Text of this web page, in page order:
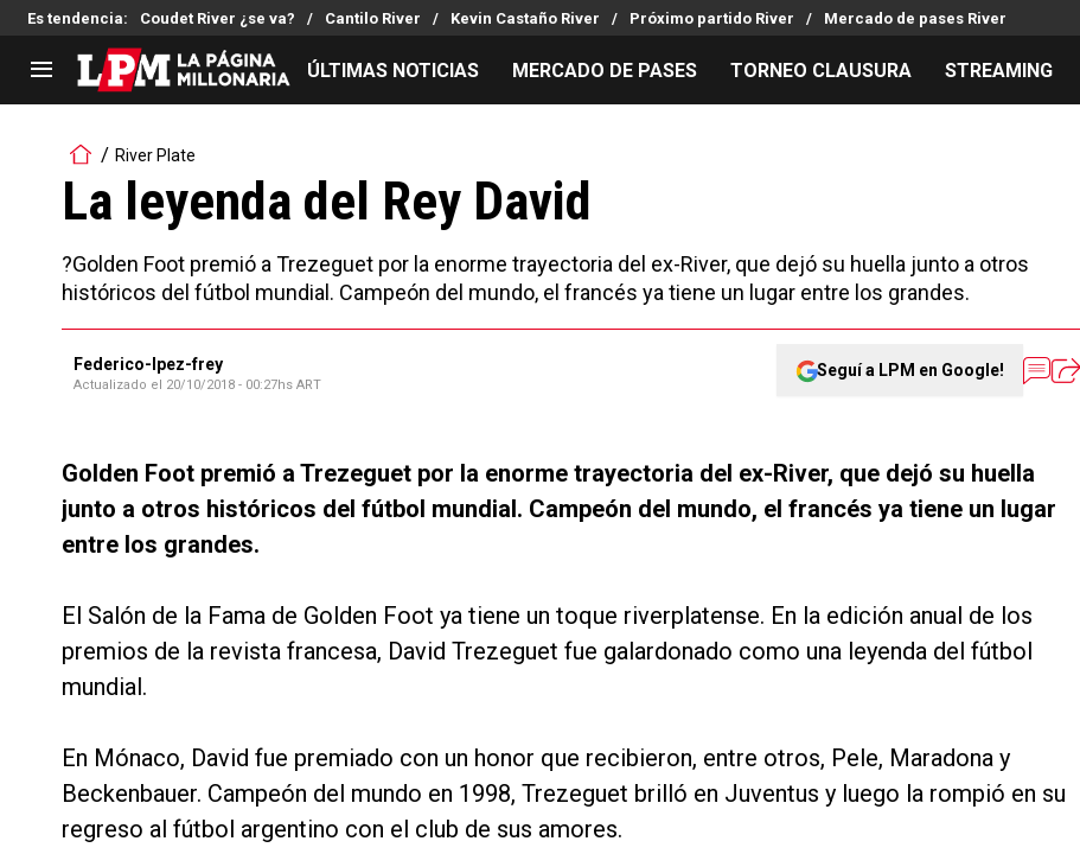
Es tendencia: Coudet River ¿se va? Cantilo River Kevin Castaño River Próximo partido River Mercado de pases River
LIGA PROFESIONAL
Noticias
Tabla de posiciones
Reserva
Copa Sudamericana
Copa Argentina
Mercado de Pases
Análisis tácticos
Chacho Coudet
Ex River
Los goles de River
Entrevistas
Pronósticos
ÚLTIMAS NOTICIAS MERCADO DE PASES TORNEO CLAUSURA STREAMING
River Plate
La leyenda del Rey David
?Golden Foot premió a Trezeguet por la enorme trayectoria del ex-River, que dejó su huella junto a otros
históricos del fútbol mundial. Campeón del mundo, el francés ya tiene un lugar entre los grandes.
Federico-lpez-frey
Actualizado el 20/10/2018 - 00:27hs ART
Seguí a LPM en Google!
Golden Foot premió a Trezeguet por la enorme trayectoria del ex-River, que dejó su huella
junto a otros históricos del fútbol mundial. Campeón del mundo, el francés ya tiene un lugar
entre los grandes.
El Salón de la Fama de Golden Foot ya tiene un toque riverplatense. En la edición anual de los
premios de la revista francesa, David Trezeguet fue galardonado como una leyenda del fútbol
mundial.
En Mónaco, David fue premiado con un honor que recibieron, entre otros, Pele, Maradona y
Beckenbauer. Campeón del mundo en 1998, Trezeguet brilló en Juventus y luego la rompió en su
regreso al fútbol argentino con el club de sus amores.